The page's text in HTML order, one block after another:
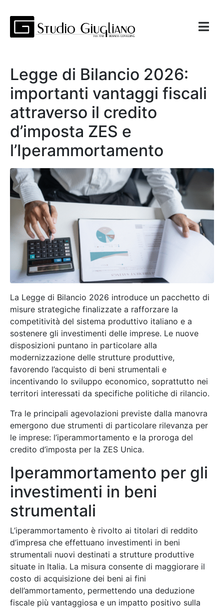
Legge di Bilancio 2026:
importanti vantaggi fiscali
attraverso il credito
d’imposta ZES e
l’Iperammortamento
La Legge di Bilancio 2026 introduce un pacchetto di
misure strategiche finalizzate a rafforzare la
competitività del sistema produttivo italiano e a
sostenere gli investimenti delle imprese. Le nuove
disposizioni puntano in particolare alla
modernizzazione delle strutture produttive,
favorendo l’acquisto di beni strumentali e
incentivando lo sviluppo economico, soprattutto nei
territori interessati da specifiche politiche di rilancio.
Tra le principali agevolazioni previste dalla manovra
emergono due strumenti di particolare rilevanza per
le imprese: l’iperammortamento e la proroga del
credito d’imposta per la ZES Unica.
Iperammortamento per gli
investimenti in beni
strumentali
L’iperammortamento è rivolto ai titolari di reddito
d’impresa che effettuano investimenti in beni
strumentali nuovi destinati a strutture produttive
situate in Italia. La misura consente di maggiorare il
costo di acquisizione dei beni ai fini
dell’ammortamento, permettendo una deduzione
fiscale più vantaggiosa e un impatto positivo sulla